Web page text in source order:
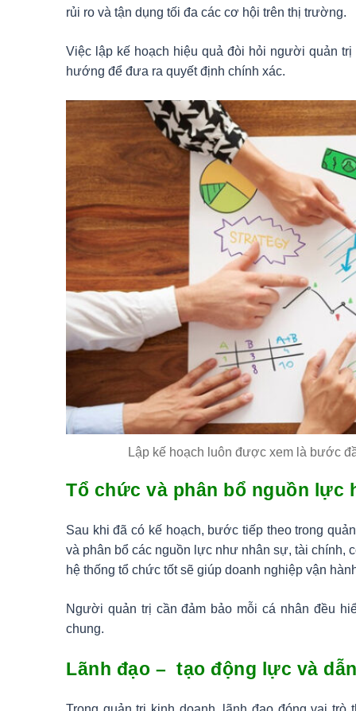
rủi ro và tận dụng tối đa các cơ hội trên thị trường.
Việc lập kế hoạch hiệu quả đòi hỏi người quản
hướng để đưa ra quyết định chính xác.
Lập kế hoạch luôn được xem là bước
Tổ chức và phân bổ nguồn lực
Sau khi đã có kế hoạch, bước tiếp theo trong
và phân bổ các nguồn lực như nhân sự, tài chính,
hệ thống tổ chức tốt sẽ giúp doanh nghiệp vận
Người quản trị cần đảm bảo mỗi cá nhân đều
chung.
Lãnh đạo – tạo động lực và